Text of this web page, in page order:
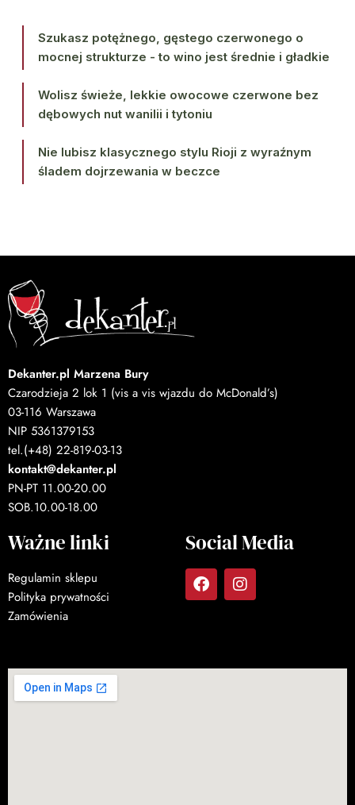
Szukasz potężnego, gęstego czerwonego o
mocnej strukturze - to wino jest średnie i gładkie
Wolisz świeże, lekkie owocowe czerwone bez
dębowych nut wanilii i tytoniu
Nie lubisz klasycznego stylu Rioji z wyraźnym
śladem dojrzewania w beczce
Dekanter.pl Marzena Bury
Czarodzieja 2 lok 1 (vis a vis wjazdu do McDonald’s)
03-116 Warszawa
NIP 5361379153
tel.(+48) 22-819-03-13
kontakt@dekanter.pl
PN-PT 11.00-20.00
SOB.10.00-18.00
Ważne linki
Regulamin sklepu
Polityka prywatności
Zamówienia
Social Media